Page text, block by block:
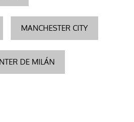
MANCHESTER CITY
DE MILÁN